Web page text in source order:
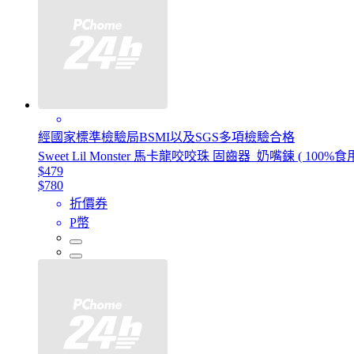
經國家標準檢驗局BSMI以及SGS多項檢驗合格
Sweet Lil Monster 馬卡龍咬咬珠 固齒器_奶嘴鍊 ( 100%食
$479
$780
折價券
P幣